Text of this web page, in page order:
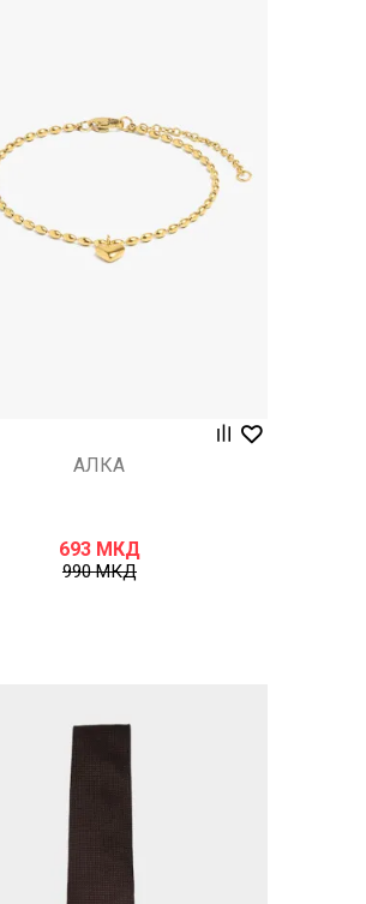
АЛКА
693 МКД
990МКД